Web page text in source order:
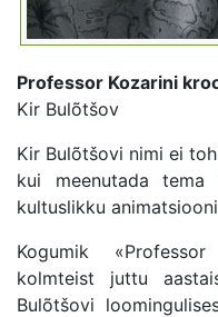
Professor Kozarini
Kir Bulõtšov
Kir Bulõtšovi nimi ei
kui meenutada tema
kultuslikku
Kogumik
kolmteist juttu
Bulõtšovi